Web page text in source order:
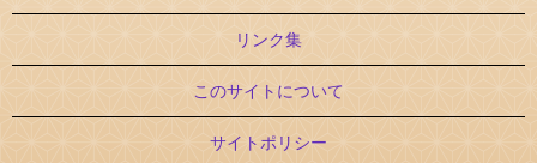
リンク集
このサイトについて
サイトポリシー